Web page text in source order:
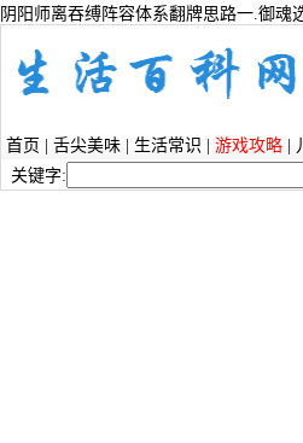
阴阳师离吞缚阵容体系翻牌思路一.御
首页 舌尖美味 生活常识 游戏攻略
关键字: